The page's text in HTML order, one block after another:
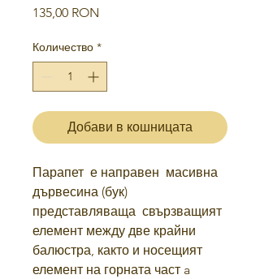
135,00 RON
Количество *
Добави в кошницата
Парапет е направен масивна
дървесина (бук)
представляваща свързващият
елемент между две крайни
балюстра, както и носещият
елемент на горната част a